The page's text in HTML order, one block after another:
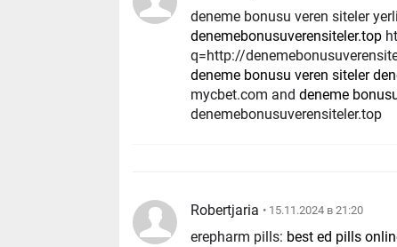
deneme bonusu veren siteler
denemebonusuverensiteler.top
q=http://
deneme bonusu veren siteler
mycbet.com anddeneme
denemebonusuverensiteler.top
Robertjaria • 15.11.2024 в 21:20
erepharm pills: best ed pills